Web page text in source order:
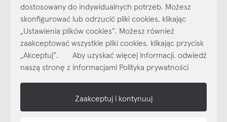
Najlepsze inspiracje i promocje na wyciągnięcie ręki, zapisz się już
dzisiaj do naszego cyklicznego newslettera!
SubskrybujNEWSLETTER
NAP
dostosowany do indywidualnych potrzeb. Możesz
skonfigurować lub odrzucić pliki cookies, klikając
„Ustawienia plików cookies”. Możesz również
zaakceptować wszystkie pliki cookies, klikając przycisk
„Akceptuj”. Aby uzyskać więcej informacji, odwiedź
naszą stronę z informacjami Polityka prywatności
Zaakceptuj i kontynuuj